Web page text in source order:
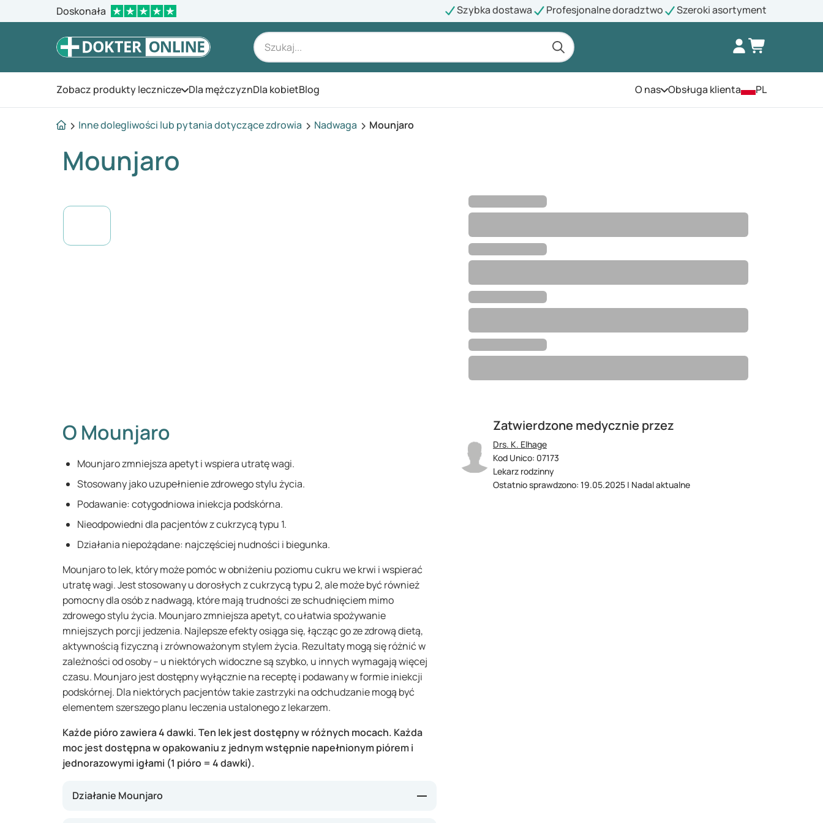
Doskonała Szybka dostawa Profesjonalne doradztwo Szeroki asortyment
Zobacz produkty leczniczeOtwórz menu
Dla mężczyznDla kobietBlog O nasOtwórz menu
Obsługa klienta PL
Inne dolegliwości lub pytania dotyczące zdrowia Nadwaga Mounjaro
Mounjaro
Zatwierdzone medycznie przez
Drs. K. Elhage
Kod Unico: 07173
Lekarz rodzinny
Ostatnio sprawdzono: 19.05.2025 | Nadal aktualne
O Mounjaro
Mounjaro zmniejsza apetyt i wspiera utratę wagi.
Stosowany jako uzupełnienie zdrowego stylu życia.
Podawanie: cotygodniowa iniekcja podskórna.
Nieodpowiedni dla pacjentów z cukrzycą typu 1.
Działania niepożądane: najczęściej nudności i biegunka.
Mounjaro to lek, który może pomóc w obniżeniu poziomu cukru we krwi i wspierać
utratę wagi. Jest stosowany u dorosłych z cukrzycą typu 2, ale może być również
pomocny dla osób z nadwagą, które mają trudności ze schudnięciem mimo
zdrowego stylu życia. Mounjaro zmniejsza apetyt, co ułatwia spożywanie
mniejszych porcji jedzenia. Najlepsze efekty osiąga się, łącząc go ze zdrową dietą,
aktywnością fizyczną i zrównoważonym stylem życia. Rezultaty mogą się różnić w
zależności od osoby – u niektórych widoczne są szybko, u innych wymagają więcej
czasu. Mounjaro jest dostępny wyłącznie na receptę i podawany w formie iniekcji
podskórnej. Dla niektórych pacjentów takie zastrzyki na odchudzanie mogą być
elementem szerszego planu leczenia ustalonego z lekarzem.
Każde pióro zawiera 4 dawki. Ten lek jest dostępny w różnych mocach. Każda
moc jest dostępna w opakowaniu z jednym wstępnie napełnionym piórem i
jednorazowymi igłami (1 pióro = 4 dawki).
Działanie Mounjaro